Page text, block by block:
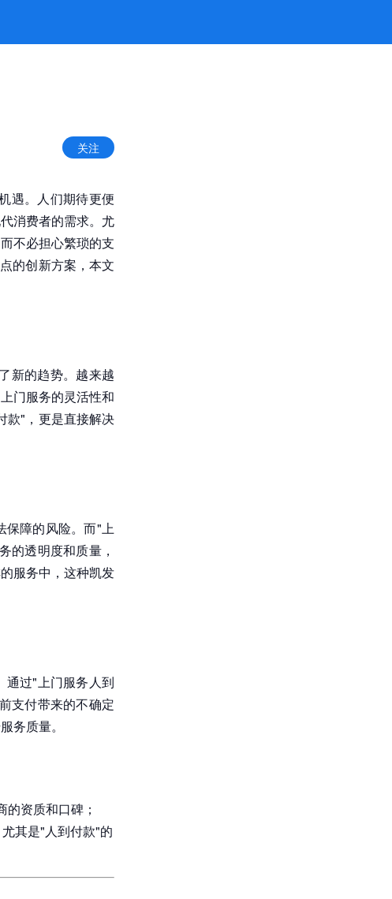
关注
遇。人们期待更便
消费者的需求。尤
不必担心繁琐的支
的创新方案，本文
新的趋势。越来越
门服务的灵活性和
款"，更是直接解决
保障的风险。而"上
的透明度和质量，
服务中，这种凯发
通过"上门服务人到
支付带来的不确定
务质量。
资质和口碑；
其是"人到付款"的